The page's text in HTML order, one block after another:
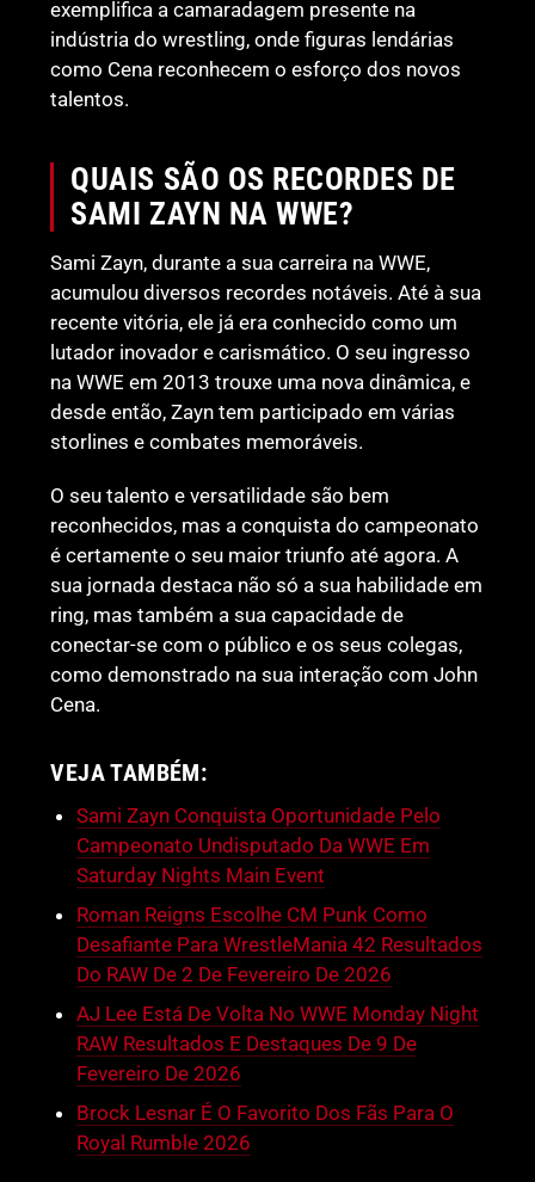
exemplifica a camaradagem presente na
indústria do wrestling, onde figuras lendárias
como Cena reconhecem o esforço dos novos
talentos.
QUAIS SÃO OS RECORDES DE
SAMI ZAYN NA WWE?
Sami Zayn, durante a sua carreira na WWE,
acumulou diversos recordes notáveis. Até à sua
recente vitória, ele já era conhecido como um
lutador inovador e carismático. O seu ingresso
na WWE em 2013 trouxe uma nova dinâmica, e
desde então, Zayn tem participado em várias
storlines e combates memoráveis.
O seu talento e versatilidade são bem
reconhecidos, mas a conquista do campeonato
é certamente o seu maior triunfo até agora. A
sua jornada destaca não só a sua habilidade em
ring, mas também a sua capacidade de
conectar-se com o público e os seus colegas,
como demonstrado na sua interação com John
Cena.
VEJA TAMBÉM:
Sami Zayn Conquista Oportunidade Pelo
Campeonato Undisputado Da WWE Em
Saturday Nights Main Event
Roman Reigns Escolhe CM Punk Como
Desafiante Para WrestleMania 42 Resultados
Do RAW De 2 De Fevereiro De 2026
AJ Lee Está De Volta No WWE Monday Night
RAW Resultados E Destaques De 9 De
Fevereiro De 2026
Brock Lesnar É O Favorito Dos Fãs Para O
Royal Rumble 2026